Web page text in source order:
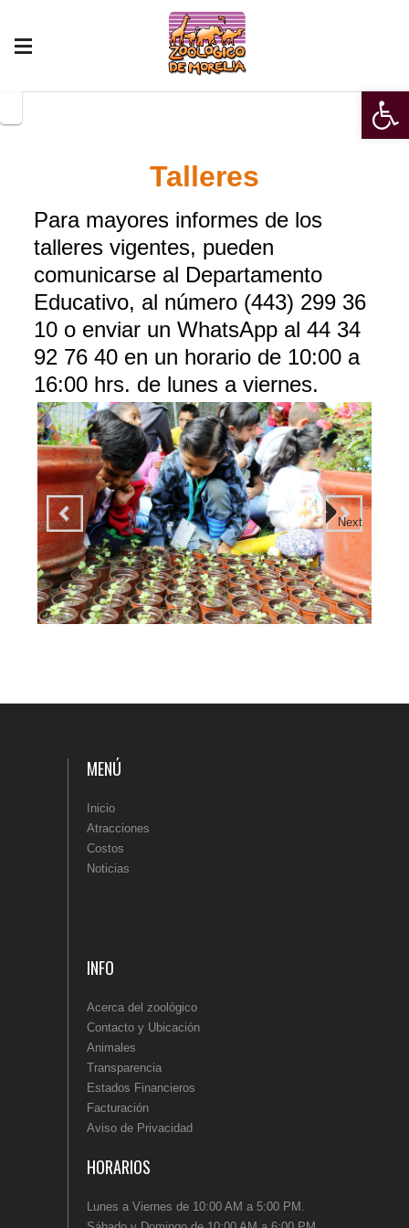
Talleres
Para mayores informes de los
talleres vigentes, pueden
comunicarse al Departamento
Educativo, al número (443) 299 36
10 o enviar un WhatsApp al 44 34
92 76 40 en un horario de 10:00 a
16:00 hrs. de lunes a viernes.
Next
MENÚ
Inicio
Atracciones
Costos
Noticias
INFO
Acerca del zoológico
Contacto y Ubicación
Animales
Transparencia
Estados Financieros
Facturación
Aviso de Privacidad
HORARIOS
Lunes a Viernes de 10:00 AM a 5:00 PM.